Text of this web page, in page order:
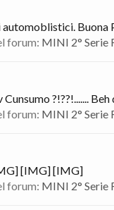
automoblistici. Buona
forum: MINI 2° Serie
?!??!.......
forum: MINI 2° Serie
[IMG] [IMG]
forum: MINI 2° Serie